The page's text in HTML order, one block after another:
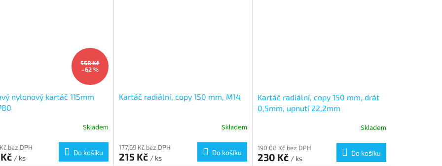
558 Kč
–62 %
nylonový kartáč 115mm
Skladem
bez DPH
/ ks
Do košíku
Kartáč radiální, copy 150 mm, M14
Skladem
177,69 Kč bez DPH
215 Kč / ks
Do košíku
Kartáč radiální, copy 150 mm, drát
0,5mm, upnutí 22,2mm
Skladem
190,08 Kč bez DPH
230 Kč / ks
Do košíku